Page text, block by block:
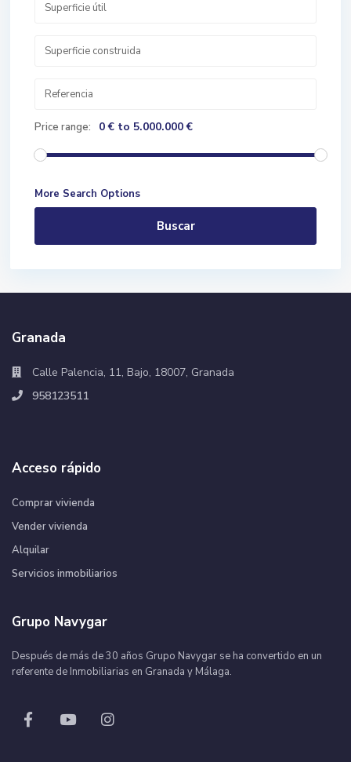
Price range: 0 € to 5.000.000 €
More Search Options
Buscar
Granada
Calle Palencia, 11, Bajo, 18007, Granada
958123511
Acceso rápido
Comprar vivienda
Vender vivienda
Alquilar
Servicios inmobiliarios
Grupo Navygar
Después de más de 30 años Grupo Navygar se ha convertido en un
referente de Inmobiliarias en Granada y Málaga.